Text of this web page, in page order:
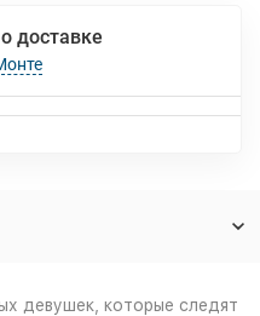
доставке
девушек, которые следят